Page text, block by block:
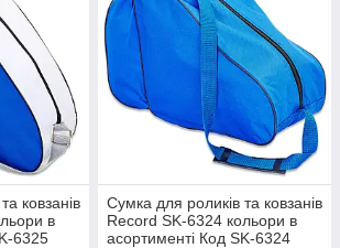
ковзанів
в
6325
Сумка для роликів та ковзанів
Record SK-6324 кольори в
асортименті Код SK-6324